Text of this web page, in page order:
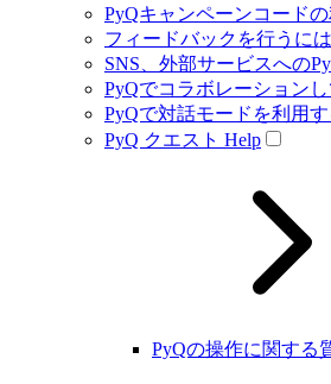
PyQキャンペーンコード
フィードバックを行うには
SNS、外部サービスへの
PyQでコラボレーション
PyQで対話モードを利用
PyQ クエスト Help
PyQの操作に関する